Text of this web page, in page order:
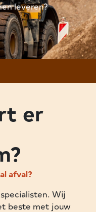
leveren?
er
afval?
Wij
beste met jouw